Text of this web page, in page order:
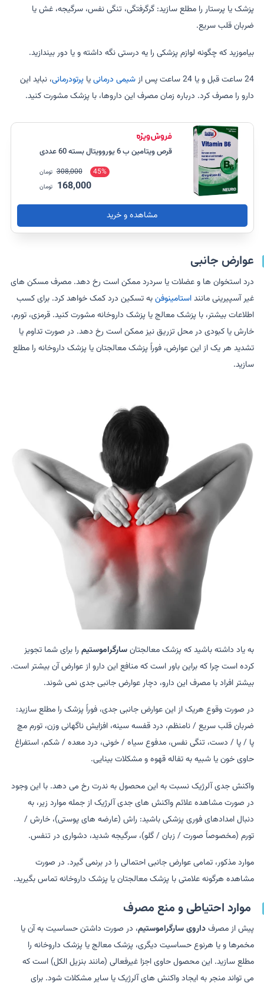
پزشک یا پرستار را مطلع سازید: گرگرفتگی، تنگی نفس، سرگیجه، غش یا
ضربان قلب سریع.
بیاموزید که چگونه لوازم پزشکی را یه درستی نگه داشته و یا دور بیندازید.
24 ساعت قبل و یا 24 ساعت پس از شیمی درمانییاپرتودرمانی، نباید این
دارو را مصرف کرد. درباره زمان مصرف این داروها، با پزشک مشورت کنید.
قرص ویتامین ب 6 یوروویتال بسته 60 عددی
45%
308,000 تومان
168,000 تومان
مشاهده و خرید
عوارض جانبی
درد استخوان ها و عضلات یا سردرد ممکن است رخ دهد. مصرف مسکن های
غیر آسپیرینی ماننداستامینوفنبه تسکین درد کمک خواهد کرد. برای کسب
اطلاعات بیشتر، با پزشک معالج یا پزشک داروخانه مشورت کنید. قرمزی، تورم،
خارش یا کبودی در محل تزریق نیز ممکن است رخ دهد. در صورت تداوم یا
تشدید هر یک از این عوارض، فوراً پزشک معالجتان یا پزشک داروخانه را مطلع
سازید.
به یاد داشته باشید که پزشک معالجتانسارگراموستیم را برای شما تجویز
کرده است چرا که براین باور است که منافع این دارو از عوارض آن بیشتر است.
بیشتر افراد با مصرف این دارو، دچار عوارض جانبی جدی نمی شوند.
در صورت وقوع هریک از این عوارض جانبی جدی، فوراً پزشک را مطلع سازید:
ضربان قلب سریع / نامنظم، درد قفسه سینه، افزایش ناگهانی وزن، تورم مچ
پا / پا / دست، تنگی نفس، مدفوع سیاه / خونی، درد معده / شکم، استفراغ
حاوی خون یا شبیه به تفاله قهوه و مشکلات بینایی.
واکنش جدی آلرژیک نسبت به این محصول به ندرت رخ می دهد. با این وجود
در صورت مشاهده علائم واکنش های جدی آلرژیک از جمله موارد زیر، به
دنبال امدادهای فوری پزشکی باشید: راش (عارضه های پوستی)، خارش /
تورم (مخصوصاً صورت / زبان / گلو)، سرگیجه شدید، دشواری در تنفس.
موارد مذکور، تمامی عوارض جانبی احتمالی را در برنمی گیرد. در صورت
مشاهده هرگونه علامتی با پزشک معالجتان یا پزشک داروخانه تماس بگیرید.
موارد احتیاطی‌ و منع مصرف
پیش از مصرفداروی سارگراموستیم، در صورت داشتن حساسیت به آن یا
مخمرها و یا هرنوع حساسیت دیگری، پزشک معالج یا پزشک داروخانه را
مطلع سازید. این محصول حاوی اجزا غیرفعالی (مانند بنزیل الکل) است که
می تواند منجر به ایجاد واکنش های آلرژیک یا سایر مشکلات شود. برای